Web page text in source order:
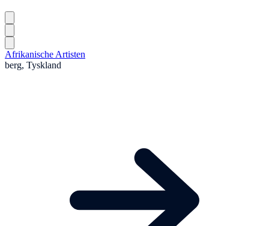
Afrikanische Artisten
berg, Tyskland